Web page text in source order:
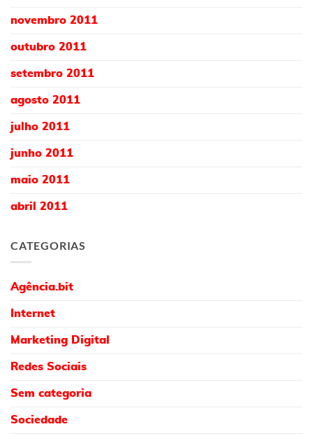
novembro 2011
outubro 2011
setembro 2011
agosto 2011
julho 2011
junho 2011
maio 2011
abril 2011
CATEGORIAS
Agência.bit
Internet
Marketing Digital
Redes Sociais
Sem categoria
Sociedade